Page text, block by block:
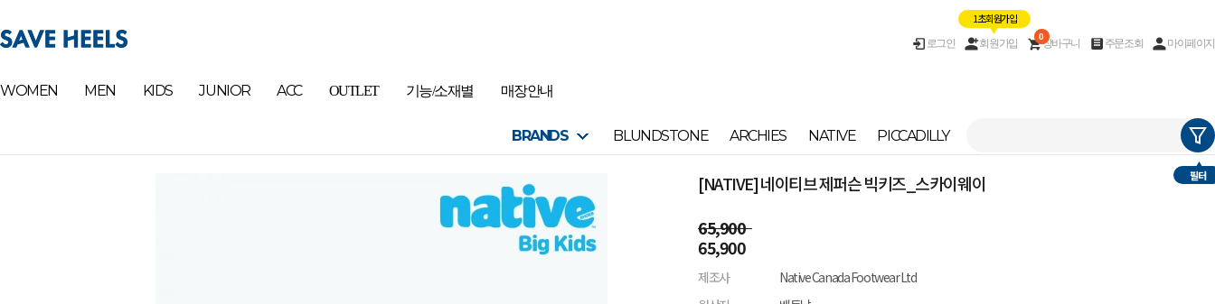
로그인 회원가입
1초 회원가입
장바구니
0
주문조회 마이페이지
WOMEN MEN KIDS JUNIOR ACC OUTLET 기능/소재별 매장안내
BRANDS BLUNDSTONE ARCHIES NATIVE PICCADILLY
필터
[NATIVE] 네이티브 제퍼슨 빅키즈_스카이웨이
65,900
65,900
제조사
Native Canada Footwear Ltd